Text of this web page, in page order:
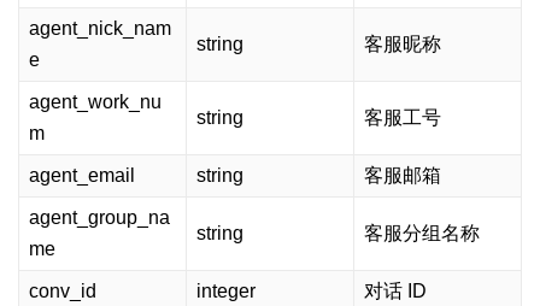
agent_nick_nam
e
string 客服昵称
agent_work_nu
m
string 客服工号
agent_email string 客服邮箱
agent_group_na
me
string 客服分组名称
conv_id integer 对话 ID